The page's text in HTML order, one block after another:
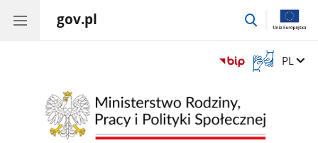
gov.pl
przejdź
Otwórz
okno
języka
migowego
Zmień
PL